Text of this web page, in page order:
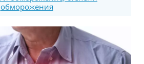
обморожения